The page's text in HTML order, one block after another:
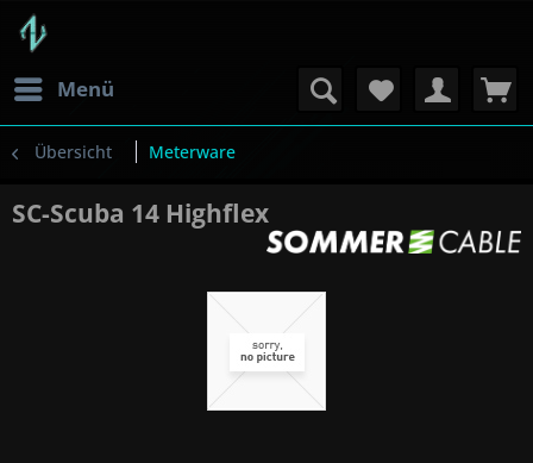
Menü
Übersicht Meterware
SC-Scuba 14 Highflex